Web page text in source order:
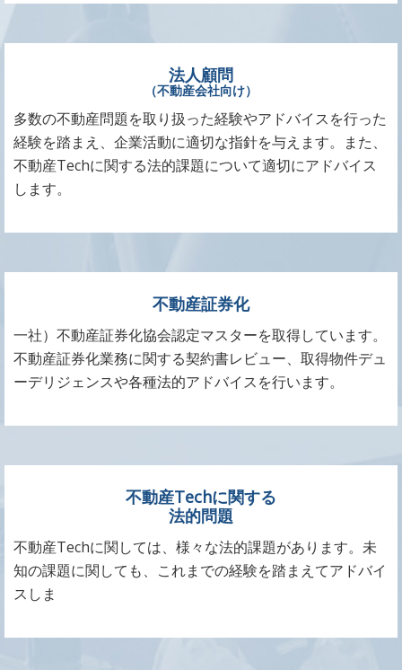
法人顧問
（不動産会社向け）
多数の不動産問題を取り扱った経験やアドバイスを行った
経験を踏まえ、企業活動に適切な指針を与えます。また、
不動産Techに関する法的課題について適切にアドバイス
します。
不動産証券化
一社）不動産証券化協会認定マスターを取得しています。
不動産証券化業務に関する契約書レビュー、取得物件デュ
ーデリジェンスや各種法的アドバイスを行います。
不動産Techに関する
法的問題
不動産Techに関しては、様々な法的課題があります。未
知の課題に関しても、これまでの経験を踏まえてアドバイ
スしま